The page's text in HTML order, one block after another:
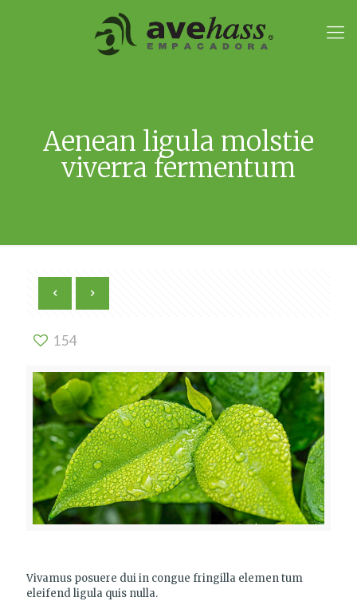
Aenean ligula molstie
viverra fermentum
154
Vivamus posuere dui in congue fringilla elemen tum
eleifend ligula quis nulla.